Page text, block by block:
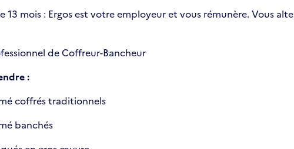
mois : Ergos est votre employeur et vous rémunère. Vous
de Coffreur-Bancheur
:
coffrés traditionnels
banchés